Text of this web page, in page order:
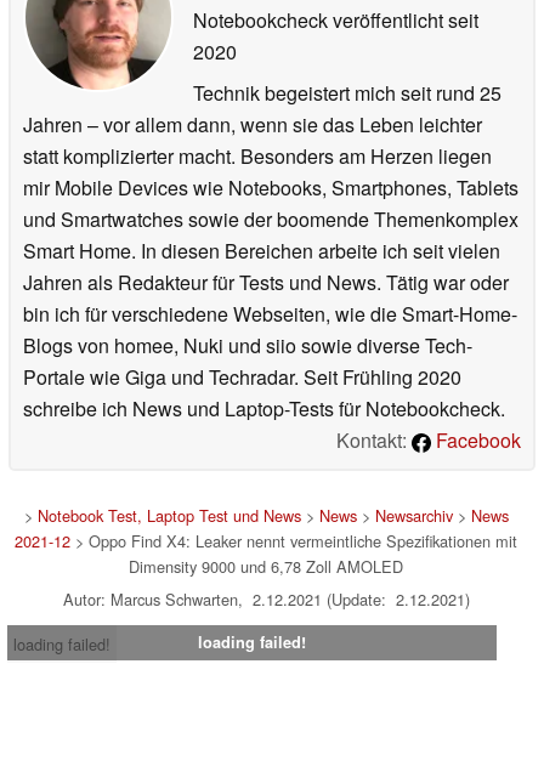
Notebookcheck veröffentlichtseit
2020
Technik begeistert mich seit rund 25
Jahren – vor allem dann, wenn sie das Leben leichter
statt komplizierter macht. Besonders am Herzen liegen
mir Mobile Devices wie Notebooks, Smartphones, Tablets
und Smartwatches sowie der boomende Themenkomplex
Smart Home. In diesen Bereichen arbeite ich seit vielen
Jahren als Redakteur für Tests und News. Tätig war oder
bin ich für verschiedene Webseiten, wie die Smart-Home-
Blogs von homee, Nuki und siio sowie diverse Tech-
Portale wie Giga und Techradar. Seit Frühling 2020
schreibe ich News und Laptop-Tests für Notebookcheck.
Kontakt:
Facebook
> Notebook Test, Laptop Test und News> News> Newsarchiv> News
2021-12 > Oppo Find X4: Leaker nennt vermeintliche Spezifikationen mit
Dimensity 9000 und 6,78 Zoll AMOLED
Autor: Marcus Schwarten, 2.12.2021 (Update: 2.12.2021)
loading failed!
loading failed!